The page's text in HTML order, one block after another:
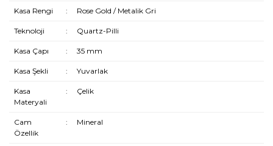
Kasa Rengi : Rose Gold / Metalik Gri
Teknoloji : Quartz-Pilli
Kasa Çapı : 35 mm
Kasa Şekli : Yuvarlak
Kasa
Materyali
: Çelik
Cam
Özellik
: Mineral